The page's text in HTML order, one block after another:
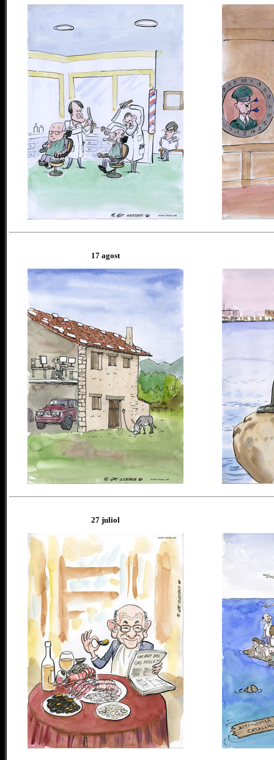
17 agost
27 juliol